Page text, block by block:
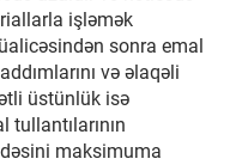
işləmək
sonra emal
və əlaqəli
üstünlük isə
maksimuma